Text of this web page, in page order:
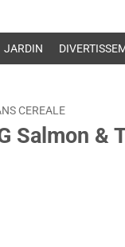
JARDIN
CEREALE
Salmon &